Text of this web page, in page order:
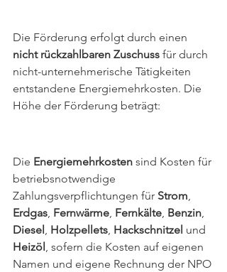
Die Förderung erfolgt durch einen
nicht rückzahlbaren Zuschuss für durch
nicht-unternehmerische Tätigkeiten
entstandene Energiemehrkosten. Die
Höhe der Förderung beträgt:
Die Energiemehrkosten sind Kosten für
betriebsnotwendige
Zahlungsverpflichtungen für Strom,
Erdgas, Fernwärme, Fernkälte, Benzin,
Diesel , Holzpellets, Hackschnitzel und
Heizöl , sofern die Kosten auf eigenen
Namen und eigene Rechnung der NPO